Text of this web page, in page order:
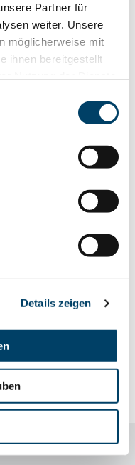
Partner für
weiter. Unsere
möglicherweise mit
ihnen bereitgestellt
Details zeigen
dem höchsten
von fünf einzelnen
Er wird ebenfalls
die Beurteilung und
und anderen